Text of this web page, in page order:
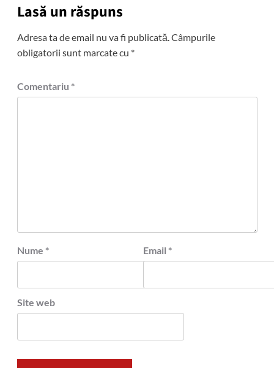
Lasă un răspuns
Adresa ta de email nu va fi publicată.Câmpurile
obligatorii sunt marcate cu *
Comentariu *
Nume * Email *
Site web